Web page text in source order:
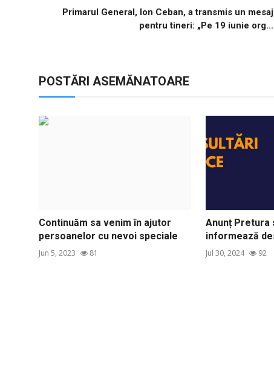
Primarul General, Ion Ceban, a transmis un mesaj
pentru tineri: „Pe 19 iunie org...
POSTĂRI ASEMĂNATOARE
Continuăm sa venim în ajutor
persoanelor cu nevoi speciale
Jun 5, 2023 81
Anunț Pretura
informează
Jul 30, 2024 92